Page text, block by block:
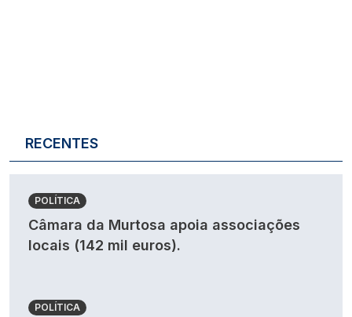
RECENTES
POLÍTICA
Câmara da Murtosa apoia associações
locais (142 mil euros).
POLÍTICA